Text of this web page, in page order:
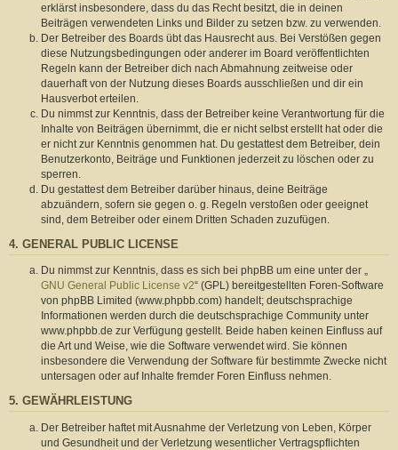
erklärst insbesondere, dass du das Recht besitzt, die in deinen
Beiträgen verwendeten Links und Bilder zu setzen bzw. zu verwenden.
Der Betreiber des Boards übt das Hausrecht aus. Bei Verstößen gegen
diese Nutzungsbedingungen oder anderer im Board veröffentlichten
Regeln kann der Betreiber dich nach Abmahnung zeitweise oder
dauerhaft von der Nutzung dieses Boards ausschließen und dir ein
Hausverbot erteilen.
Du nimmst zur Kenntnis, dass der Betreiber keine Verantwortung für die
Inhalte von Beiträgen übernimmt, die er nicht selbst erstellt hat oder die
er nicht zur Kenntnis genommen hat. Du gestattest dem Betreiber, dein
Benutzerkonto, Beiträge und Funktionen jederzeit zu löschen oder zu
sperren.
Du gestattest dem Betreiber darüber hinaus, deine Beiträge
abzuändern, sofern sie gegen o. g. Regeln verstoßen oder geeignet
sind, dem Betreiber oder einem Dritten Schaden zuzufügen.
4. GENERAL PUBLIC LICENSE
Du nimmst zur Kenntnis, dass es sich bei phpBB um eine unter der „
GNU General Public License v2“ (GPL) bereitgestellten Foren-Software
von phpBB Limited (www.phpbb.com) handelt; deutschsprachige
Informationen werden durch die deutschsprachige Community unter
www.phpbb.de zur Verfügung gestellt. Beide haben keinen Einfluss auf
die Art und Weise, wie die Software verwendet wird. Sie können
insbesondere die Verwendung der Software für bestimmte Zwecke nicht
untersagen oder auf Inhalte fremder Foren Einfluss nehmen.
5. GEWÄHRLEISTUNG
Der Betreiber haftet mit Ausnahme der Verletzung von Leben, Körper
und Gesundheit und der Verletzung wesentlicher Vertragspflichten